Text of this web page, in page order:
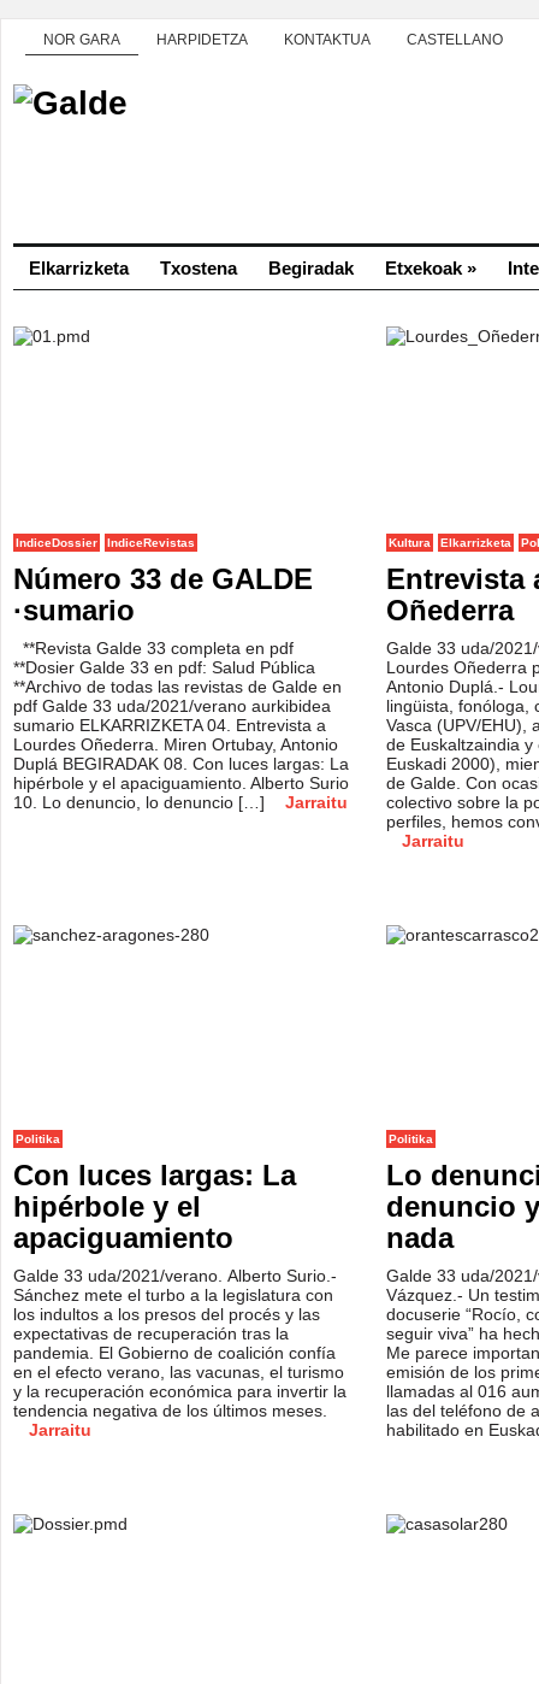
NOR GARA HARPIDETZA KONTAKTUA CASTELLANO
Elkarrizketa Txostena Begiradak Etxekoak »
IndiceDossier IndiceRevistas
Número 33 de GALDE
·sumario
**Revista Galde 33 completa en pdf
**Dosier Galde 33 en pdf: Salud Pública
**Archivo de todas las revistas de Galde en
pdf Galde 33 uda/2021/verano aurkibidea
sumario ELKARRIZKETA 04. Entrevista a
Lourdes Oñederra. Miren Ortubay, Antonio
Duplá BEGIRADAK 08. Con luces largas: La
hipérbole y el apaciguamiento. Alberto Surio
10. Lo denuncio, lo denuncio […]
Jarraitu
Kultura Elkarrizketa
Entrevista
Oñederra
Galde 33 uda/
Lourdes Oñederra
Antonio Duplá.-
lingüista, fonóloga,
Vasca (UPV/EHU),
de Euskaltzaindia
Euskadi 2000),
de Galde. Con
colectivo sobre la
perfiles, hemos
Jarraitu
Politika
Con luces largas: La
hipérbole y el
apaciguamiento
Galde 33 uda/2021/verano. Alberto Surio.-
Sánchez mete el turbo a la legislatura con
los indultos a los presos del procés y las
expectativas de recuperación tras la
pandemia. El Gobierno de coalición confía
en el efecto verano, las vacunas, el turismo
y la recuperación económica para invertir la
tendencia negativa de los últimos meses.
Jarraitu
Politika
Lo
denuncio
nada
Galde 33 uda/
Vázquez.- Un
docuserie “Rocío,
seguir viva” ha
Me parece
emisión de los
llamadas al 016
las del teléfono de
habilitado en